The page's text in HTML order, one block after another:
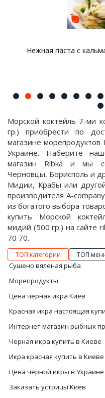
Нежная паста с
Морской коктейль 7-ми
гр.) приобрести по
магазине
Украине. Наберите
магазин Ribka и мы
Черновцы, Борисполь и
Мидии, Крабы или
производителя A-
из богатого выбора
купить Морской
мидий (500 гр.) на сайте
70 70.
ТОП категории ТОП
Сушено вяленая рыба
Морепродукты
Цена черная икра Киев
Красная икра настоящая
Интернет магазин рыбных
Черная икра купить в Киеве
Икра красная купить в Киеве
Цена черной икры в Украине
Заказать устрицы Киев